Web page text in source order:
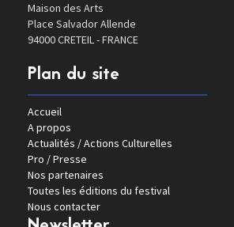
Maison des Arts
Place Salvador Allende
94000 CRETEIL - FRANCE
Plan du site
Accueil
A propos
Actualités / Actions Culturelles
Pro / Presse
Nos partenaires
Toutes les éditions du festival
Nous contacter